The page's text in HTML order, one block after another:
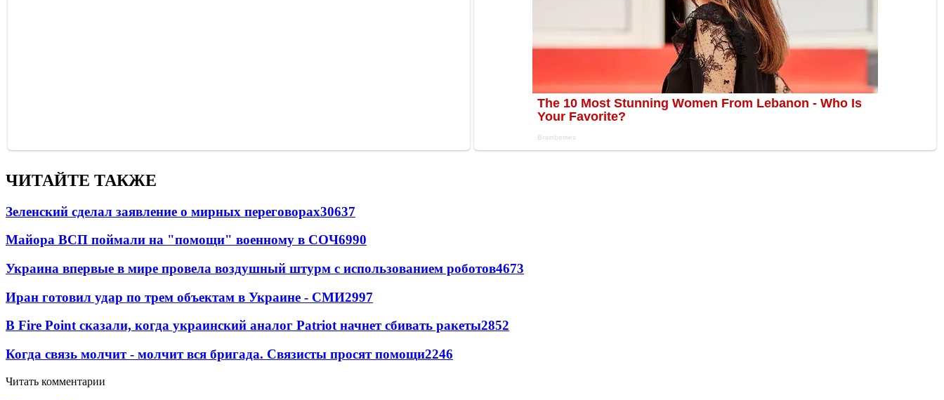
ЧИТАЙТЕ ТАКЖЕ
Зеленский сделал заявление о мирных переговорах30637
Майора ВСП поймали на "помощи" военному в СОЧ6990
Украина впервые в мире провела воздушный штурм с использованием роботов4673
Иран готовил удар по трем объектам в Украине - СМИ2997
В Fire Point сказали, когда украинский аналог Patriot начнет сбивать ракеты2852
Когда связь молчит - молчит вся бригада. Связисты просят помощи2246
Читать комментарии